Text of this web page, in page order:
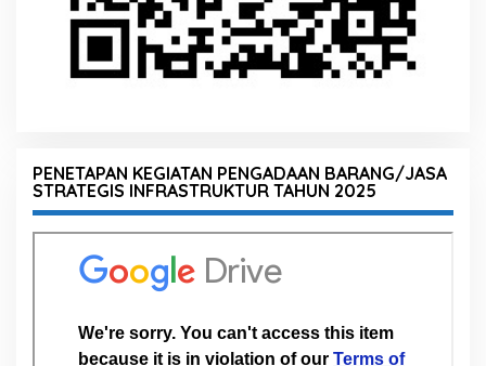
PENETAPAN KEGIATAN PENGADAAN BARANG/JASA
STRATEGIS INFRASTRUKTUR TAHUN 2025